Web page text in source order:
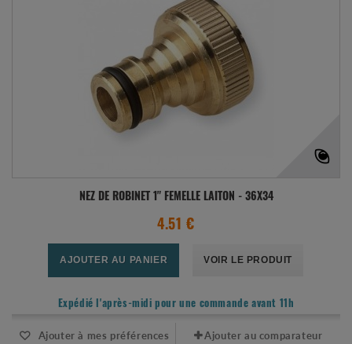
NEZ DE ROBINET 1" FEMELLE LAITON - 36X34
4.51 €
AJOUTER AU PANIER VOIR LE PRODUIT
Expédié l'après-midi pour une commande avant 11h
Ajouter à mes préférences Ajouter au comparateur